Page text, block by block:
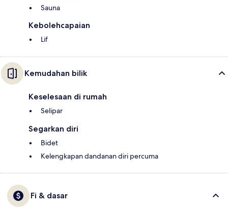
Sauna
Kebolehcapaian
Lif
Kemudahan bilik
Keselesaan di rumah
Selipar
Segarkan diri
Bidet
Kelengkapan dandanan diri percuma
Fi & dasar